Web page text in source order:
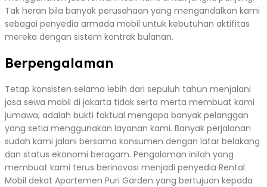
Tak heran bila banyak perusahaan yang mengandalkan kami
sebagai penyedia armada mobil untuk kebutuhan aktifitas
mereka dengan sistem kontrak bulanan.
Berpengalaman
Tetap konsisten selama lebih dari sepuluh tahun menjalani
jasa sewa mobil di jakarta tidak serta merta membuat kami
jumawa, adalah bukti faktual mengapa banyak pelanggan
yang setia menggunakan layanan kami. Banyak perjalanan
sudah kami jalani bersama konsumen dengan latar belakang
dan status ekonomi beragam. Pengalaman inilah yang
membuat kami terus berinovasi menjadi penyedia Rental
Mobil dekat Apartemen Puri Garden yang bertujuan kepada